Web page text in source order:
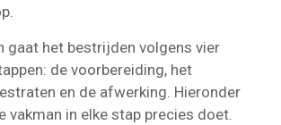
gaat het bestrijden volgens vier
de voorbereiding, het
en de afwerking. Hieronder
vakman in elke stap precies doet.